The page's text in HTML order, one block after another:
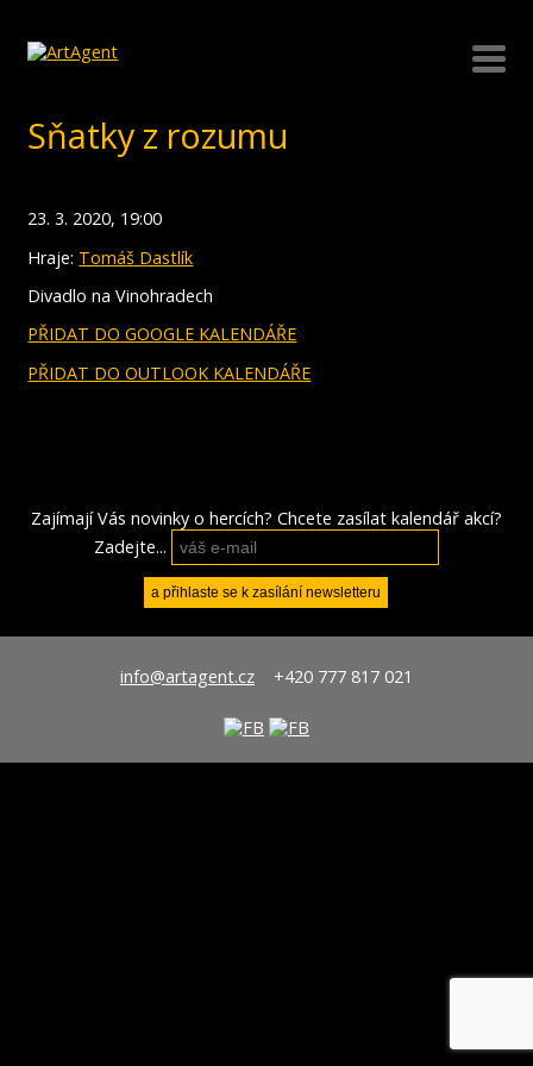
Sňatky z rozumu
23. 3. 2020, 19:00
Hraje: Tomáš Dastlík
Divadlo na Vinohradech
PŘIDAT DO GOOGLE KALENDÁŘE
PŘIDAT DO OUTLOOK KALENDÁŘE
Zajímají Vás novinky o hercích? Chcete zasílat kalendář akcí?
Zadejte...
info@artagent.cz+420 777 817 021